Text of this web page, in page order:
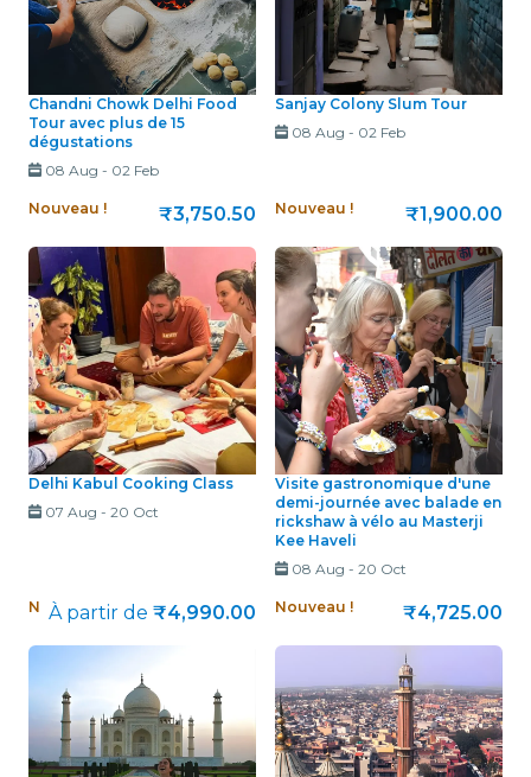
Chandni Chowk Delhi Food
Tour avec plus de 15
dégustations
08 Aug - 02 Feb
Nouveau ! ₹3,750.50
Sanjay Colony Slum Tour
08 Aug - 02 Feb
Nouveau ! ₹1,900.00
Delhi Kabul Cooking Class
07 Aug - 20 Oct
À partir de ₹4,990.00
Visite gastronomique d'une
demi-journée avec balade en
rickshaw à vélo au Masterji
Kee Haveli
08 Aug - 20 Oct
Nouveau ! ₹4,725.00